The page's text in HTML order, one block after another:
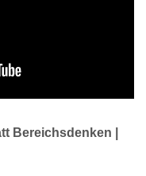
Bereichsdenken |